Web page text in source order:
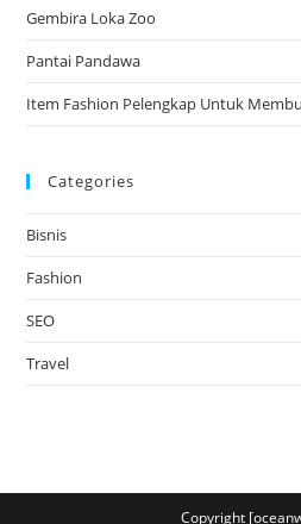
Gembira Loka Zoo
Pantai Pandawa
Item Fashion Pelengkap Untuk
Categories
Bisnis
Fashion
SEO
Travel
Copyright